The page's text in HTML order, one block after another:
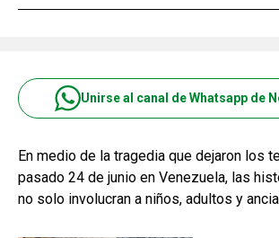
Unirse al canal de Whatsapp de
En medio de la tragedia que dejaron los
pasado 24 de junio en Venezuela, las
no solo involucran a niños, adultos y